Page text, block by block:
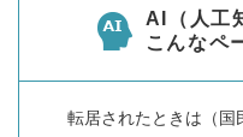
AI（人工
こんなペ
転居されたときは（国